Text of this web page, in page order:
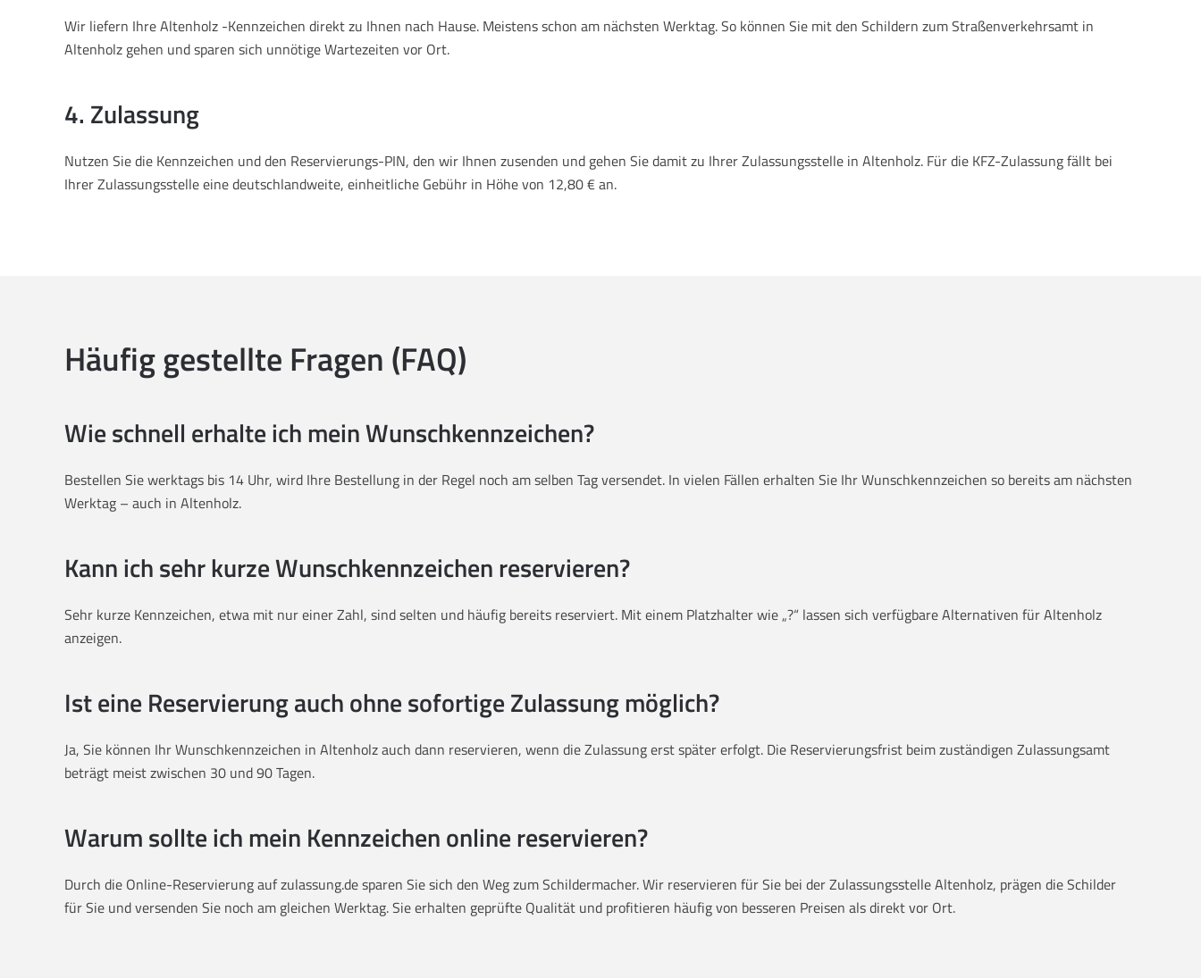
Wir liefern Ihre Altenholz -Kennzeichen direkt zu Ihnen nach Hause. Meistens schon am nächsten Werktag. So können Sie mit den Schildern zum Straßenverkehrsamt in
Altenholz gehen und sparen sich unnötige Wartezeiten vor Ort.
4. Zulassung
Nutzen Sie die Kennzeichen und den Reservierungs-PIN, den wir Ihnen zusenden und gehen Sie damit zu Ihrer Zulassungsstelle in Altenholz. Für die KFZ-Zulassung fällt bei
Ihrer Zulassungsstelle eine deutschlandweite, einheitliche Gebühr in Höhe von 12,80 € an.
Häufig gestellte Fragen (FAQ)
Wie schnell erhalte ich mein Wunschkennzeichen?
Bestellen Sie werktags bis 14 Uhr, wird Ihre Bestellung in der Regel noch am selben Tag versendet. In vielen Fällen erhalten Sie Ihr Wunschkennzeichen so bereits am nächsten
Werktag – auch in Altenholz.
Kann ich sehr kurze Wunschkennzeichen reservieren?
Sehr kurze Kennzeichen, etwa mit nur einer Zahl, sind selten und häufig bereits reserviert. Mit einem Platzhalter wie „?“ lassen sich verfügbare Alternativen für Altenholz
anzeigen.
Ist eine Reservierung auch ohne sofortige Zulassung möglich?
Ja, Sie können Ihr Wunschkennzeichen in Altenholz auch dann reservieren, wenn die Zulassung erst später erfolgt. Die Reservierungsfrist beim zuständigen Zulassungsamt
beträgt meist zwischen 30 und 90 Tagen.
Warum sollte ich mein Kennzeichen online reservieren?
Durch die Online-Reservierung auf zulassung.de sparen Sie sich den Weg zum Schildermacher. Wir reservieren für Sie bei der Zulassungsstelle Altenholz, prägen die Schilder
für Sie und versenden Sie noch am gleichen Werktag. Sie erhalten geprüfte Qualität und profitieren häufig von besseren Preisen als direkt vor Ort.